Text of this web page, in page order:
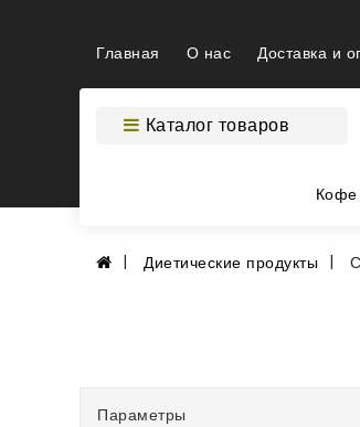
Главная О нас Доставка и
Каталог товаров
Кофе
Диетические продукты
Параметры